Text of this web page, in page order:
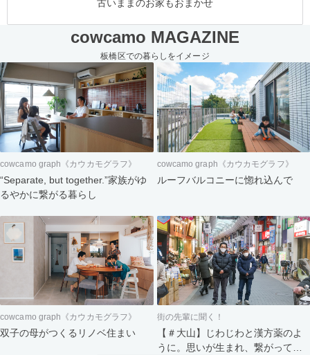
古いままのお家もおまかせ
cowcamo MAGAZINE
板橋区での暮らしをイメージ
cowcamo graph《カウカモグラフ》
“Separate, but together.”家族がゆ
るやかに繋がる暮らし
cowcamo graph《カウカモグラフ》
ルーフバルコニーに惚れ込んで
cowcamo graph《カウカモグラフ》
双子の母がつくるリノベ住まい
街の先輩に聞く！
【＃大山】じわじわと漢方薬のよ
うに。思いが生まれ、繋がってい